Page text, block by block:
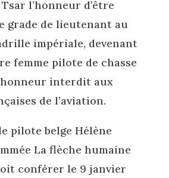
l’honneur d’être
grade de lieutenant au
impériale, devenant
femme pilote de chasse
interdit aux
de l’aviation.
pilote belge Hélène
La flèche humaine
voit conférer le 9 janvier